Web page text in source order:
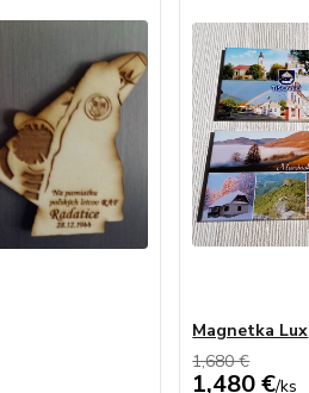
Magnetka Lux
1,680 €
1,480 €/ks